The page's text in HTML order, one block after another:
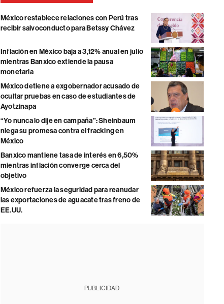
México restablece relaciones con Perú tras
recibir salvoconducto para Betssy Chávez
Inflación en México baja a 3,12% anual en julio
mientras Banxico extiende la pausa
monetaria
México detiene a exgobernador acusado de
ocultar pruebas en caso de estudiantes de
Ayotzinapa
“Yo nunca lo dije en campaña”: Sheinbaum
niega su promesa contra el fracking en
México
Banxico mantiene tasa de interés en 6,50%
mientras inflación converge cerca del
objetivo
México refuerza la seguridad para reanudar
las exportaciones de aguacate tras freno de
EE.UU.
PUBLICIDAD